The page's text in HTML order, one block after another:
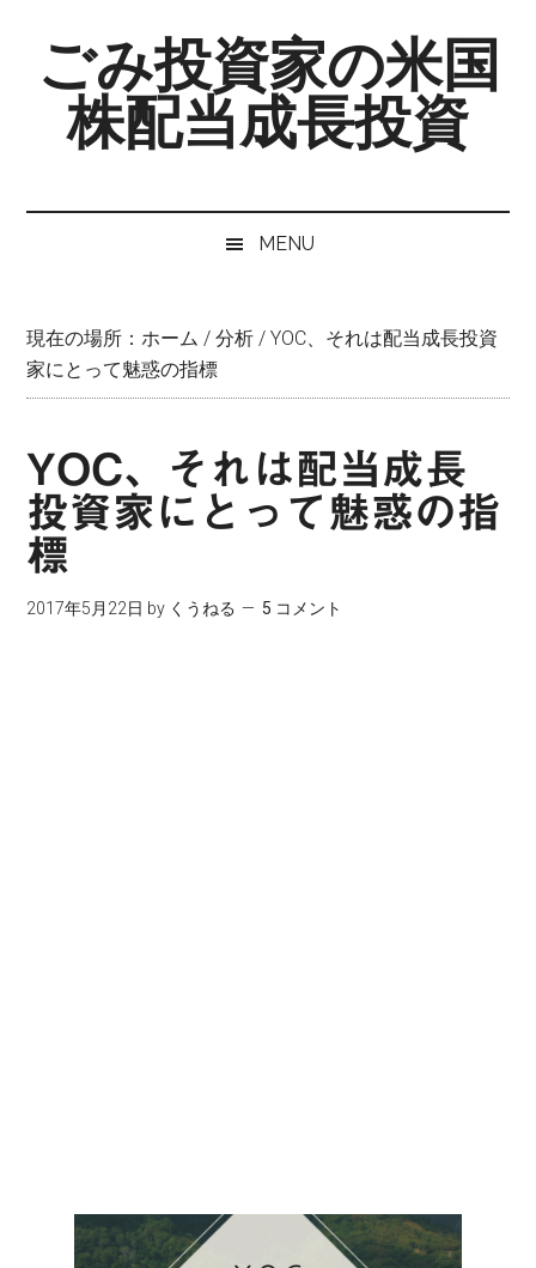
secondary
primaryごみ投資家の米国
株配当成長投資
MENU
現在の場所：ホーム / 分析 / YOC、それは配当成長投資
家にとって魅惑の指標
YOC、それは配当成長
投資家にとって魅惑の指
標
2017年5月22日 by くうねる 5 コメント